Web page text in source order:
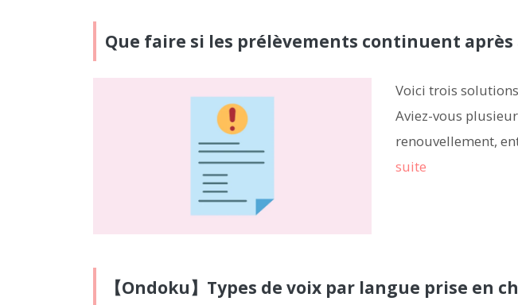
Que faire si les prélèvements continuent
Voici trois
Aviez-vous
renouvellement,
suite
【Ondoku】Types de voix par langue prise